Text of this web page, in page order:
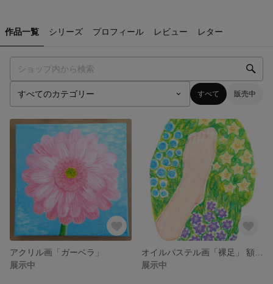
作品一覧 シリーズ プロフィール レビュー レター
すべて 販売中
アクリル画「ガーベラ」
展示中
展示中